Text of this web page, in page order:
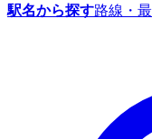
駅名から探す路線・